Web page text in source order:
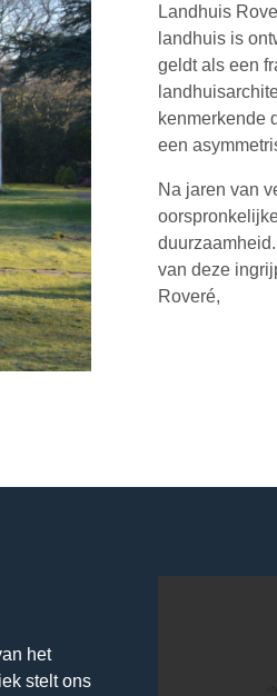
Landhuis
landhuis is
geldt als een
kenmerkende
een
Na jaren van
van deze
Roveré,
het
stelt ons